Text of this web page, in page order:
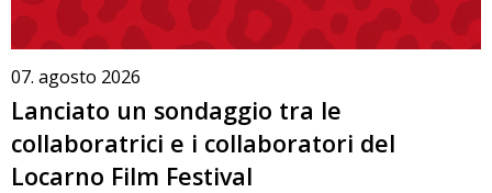
07. agosto 2026
Lanciato un sondaggio tra le
collaboratrici e i collaboratori del
Locarno Film Festival